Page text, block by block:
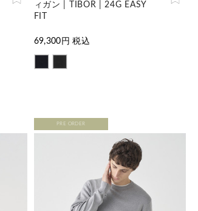
ィガン | TIBOR | 24G EASY
FIT
69,300 円 税込
PRE ORDER